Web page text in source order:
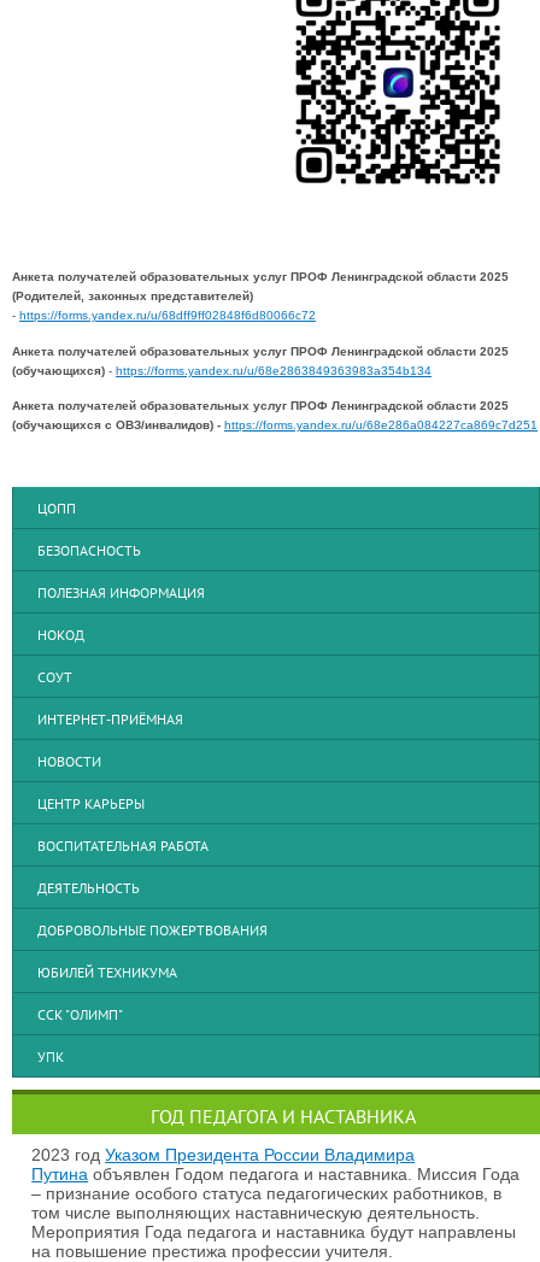
Анкета получателей образовательных услуг ПРОФ Ленинградской области 2025
(Родителей, законных представителей)
- https://forms.yandex.ru/u/68dff9ff02848f6d80066c72
Анкета получателей образовательных услуг ПРОФ Ленинградской области 2025
(обучающихся) - https://forms.yandex.ru/u/68e2863849363983a354b134
Анкета получателей образовательных услуг ПРОФ Ленинградской области 2025
(обучающихся с ОВЗ/инвалидов) - https://forms.yandex.ru/u/68e286a084227ca869c7d251
ЦОПП
БЕЗОПАСНОСТЬ
ПОЛЕЗНАЯ ИНФОРМАЦИЯ
НОКОД
СОУТ
ИНТЕРНЕТ-ПРИЁМНАЯ
НОВОСТИ
ЦЕНТР КАРЬЕРЫ
ВОСПИТАТЕЛЬНАЯ РАБОТА
ДЕЯТЕЛЬНОСТЬ
ДОБРОВОЛЬНЫЕ ПОЖЕРТВОВАНИЯ
ЮБИЛЕЙ ТЕХНИКУМА
ССК "ОЛИМП"
УПК
ГОД ПЕДАГОГА И НАСТАВНИКА
2023 годУказом Президента России Владимира
Путина объявлен Годом педагога и наставника. Миссия Года
– признание особого статуса педагогических работников, в
том числе выполняющих наставническую деятельность.
Мероприятия Года педагога и наставника будут направлены
на повышение престижа профессии учителя.